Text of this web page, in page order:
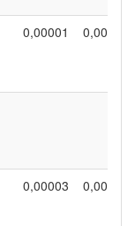
0,00001 0,00001
0,00003 0,00003